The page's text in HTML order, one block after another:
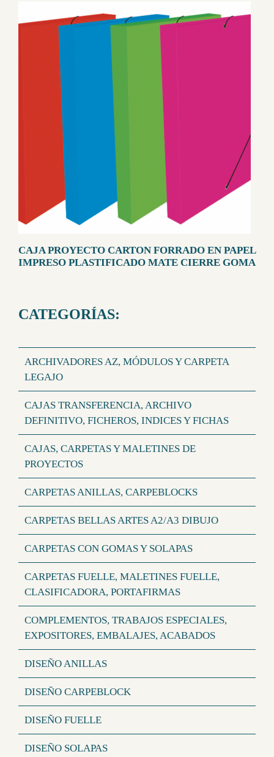
CAJA PROYECTO CARTON FORRADO EN PAPEL
IMPRESO PLASTIFICADO MATE CIERRE GOMA
CATEGORÍAS:
ARCHIVADORES AZ, MÓDULOS Y CARPETA
LEGAJO
CAJAS TRANSFERENCIA, ARCHIVO
DEFINITIVO, FICHEROS, INDICES Y FICHAS
CAJAS, CARPETAS Y MALETINES DE
PROYECTOS
CARPETAS ANILLAS, CARPEBLOCKS
CARPETAS BELLAS ARTES A2/A3 DIBUJO
CARPETAS CON GOMAS Y SOLAPAS
CARPETAS FUELLE, MALETINES FUELLE,
CLASIFICADORA, PORTAFIRMAS
COMPLEMENTOS, TRABAJOS ESPECIALES,
EXPOSITORES, EMBALAJES, ACABADOS
DISEÑO ANILLAS
DISEÑO CARPEBLOCK
DISEÑO FUELLE
DISEÑO SOLAPAS